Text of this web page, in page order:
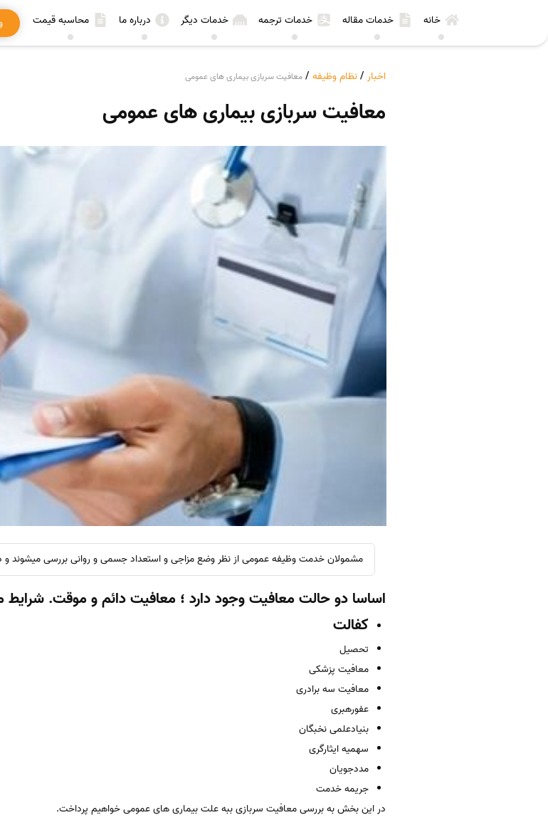
خانه خدمات مقاله خدمات ترجمه خدمات دیگر درباره ما محاسبه قیمت
اخبار /نظام وظیفه / معافیت سربازی بیماری های عمومی
معافیت سربازی بیماری های عمومی
مشمولان خدمت وظیفه عمومی از نظر وضع مزاجی و استعداد جسمی و روانی بررسی میشوند
اساسا دو حالت معافیت وجود دارد ؛ معافیت دائم و موقت. شرایط معافیت
کفالت
تحصیل
معافیت پزشکی
معافیت سه برادری
عفورهبری
بنیادعلمی نخبگان
سهمیه ایثارگری
مددجویان
جریمه خدمت
در این بخش به بررسی معافیت سربازی ببه علت بیماری های عمومی خواهیم پرداخت.